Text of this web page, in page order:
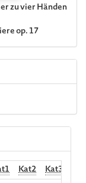
zu vier Händen
op. 17
Kat2 Kat3